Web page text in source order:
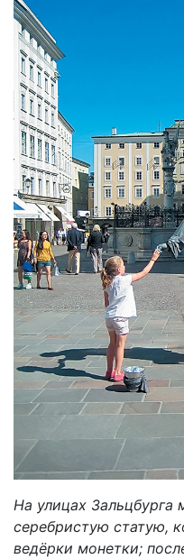
На улицах
серебристую статую,
ведёрки монетки;